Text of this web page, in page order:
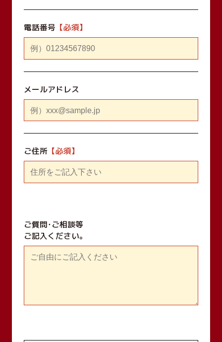
電話番号
メールアドレス
ご住所
ご質問･ご相談等
ご記入ください｡